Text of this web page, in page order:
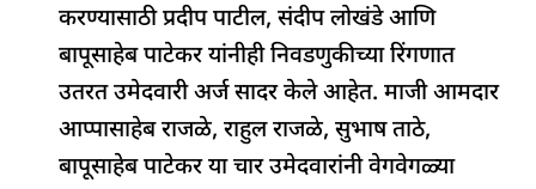
करण्यासाठी प्रदीप पाटील, संदीप लोखंडे आणि
बापूसाहेब पाटेकर यांनीही निवडणुकीच्या रिंगणात
उतरत उमेदवारी अर्ज सादर केले आहेत. माजी आमदार
आप्पासाहेब राजळे, राहुल राजळे, सुभाष ताठे,
बापूसाहेब पाटेकर या चार उमेदवारांनी वेगवेगळ्या